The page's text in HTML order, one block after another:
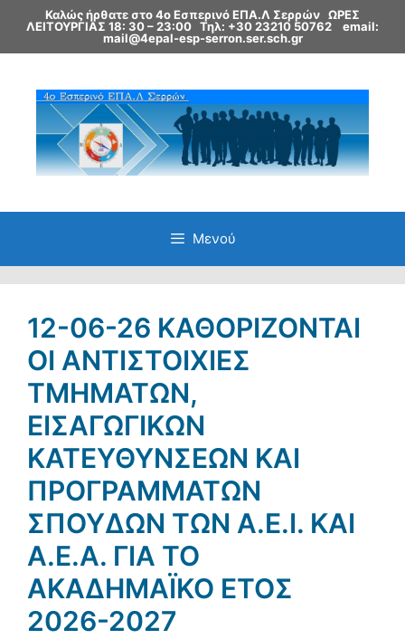
ΜετάβασηΚαλώς ήρθατε στο 4ο Εσπερινό ΕΠΑ.Λ Σερρών ΩΡΕΣ
ΛΕΙΤΟΥΡΓΙΑΣ 18: 30 – 23:00 Τηλ: +30 23210 50762
email:
mail@4epal-esp-serron.ser.sch.gr
Μενού
12-06-26 ΚΑΘΟΡΊΖΟΝΤΑΙ
ΟΙ ΑΝΤΙΣΤΟΙΧΊΕΣ
ΤΜΗΜΆΤΩΝ,
ΕΙΣΑΓΩΓΙΚΏΝ
ΚΑΤΕΥΘΎΝΣΕΩΝ ΚΑΙ
ΠΡΟΓΡΑΜΜΆΤΩΝ
ΣΠΟΥΔΏΝ ΤΩΝ Α.Ε.Ι. ΚΑΙ
Α.Ε.Α. ΓΙΑ ΤΟ
ΑΚΑΔΗΜΑΪΚΌ ΈΤΟΣ
2026-2027